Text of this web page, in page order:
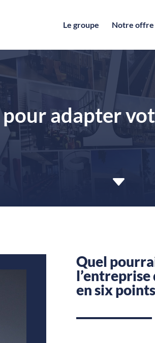
Le groupe Notre offre
adapter
C
Quel
l’entreprise
en six